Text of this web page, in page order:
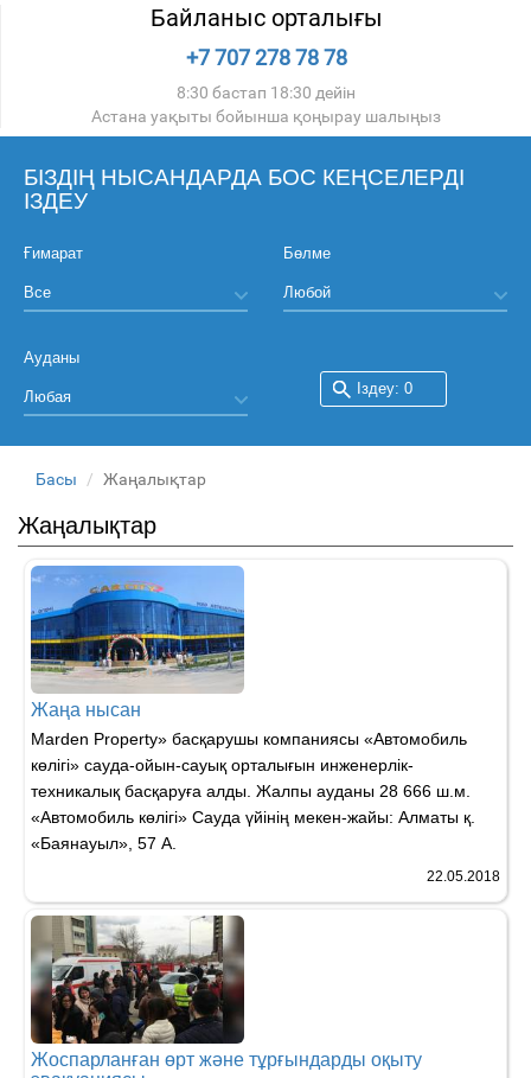
Байланыс орталығы
+7 707 278 78 78
8:30 бастап 18:30 дейін
Астана уақыты бойынша қоңырау шалыңыз
БІЗДІҢ НЫСАНДАРДА БОС КЕҢСЕЛЕРДІ
ІЗДЕУ
Ғимарат Бөлме
Ауданы
Басы Жаңалықтар
Жаңалықтар
Жаңа нысан
Мarden Property» басқарушы компаниясы «Автомобиль
көлігі» сауда-ойын-сауық орталығын инженерлік-
техникалық басқаруға алды. Жалпы ауданы 28 666 ш.м.
«Автомобиль көлігі» Сауда үйінің мекен-жайы: Алматы қ.
«Баянауыл», 57 А.
22.05.2018
Жоспарланған өрт және тұрғындарды оқыту